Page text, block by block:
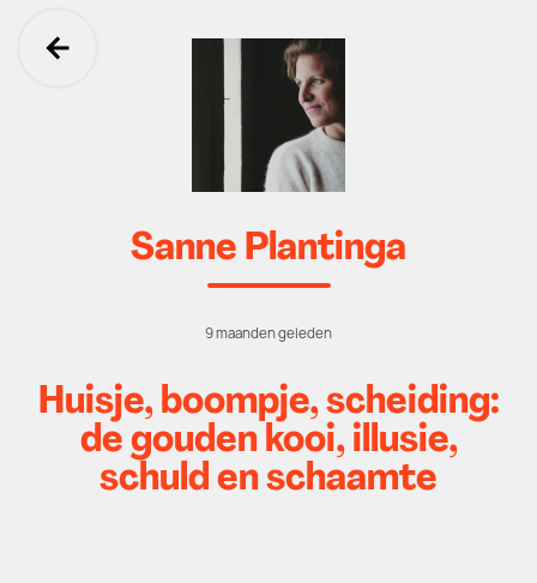
Ga terug
Sanne Plantinga
9 maanden geleden
Huisje, boompje, scheiding:
de gouden kooi, illusie,
schuld en schaamte